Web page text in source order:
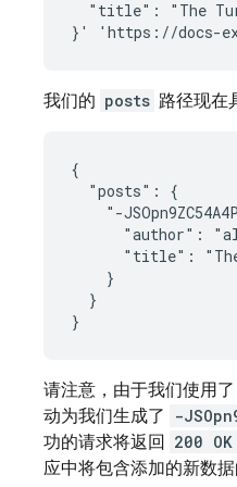
"title": "The
我们的 posts 路径现在
{
  "posts": {
"-
"author":
"title":
    }
  }
}
请注意，由于我们使用了
动为我们生成了
-
功的请求将返回
200 OK
应中将包含添加的新数据